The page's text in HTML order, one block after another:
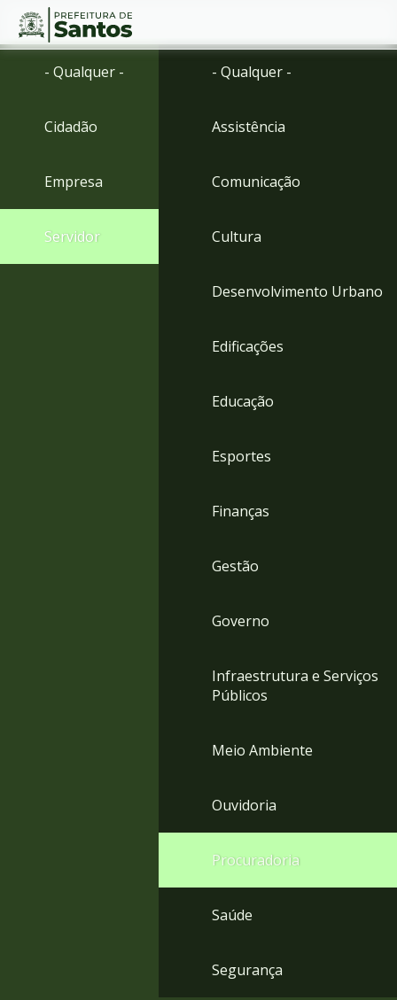
Ir
menu
para
Conteúdo
- Qualquer -
Cidadão
Empresa
Servidor
- Qualquer -
Assistência
Comunicação
Cultura
Desenvolvimento Urbano
Edificações
Educação
Esportes
Finanças
Gestão
Governo
Infraestrutura e Serviços
Públicos
Meio Ambiente
Ouvidoria
Procuradoria
Saúde
Segurança